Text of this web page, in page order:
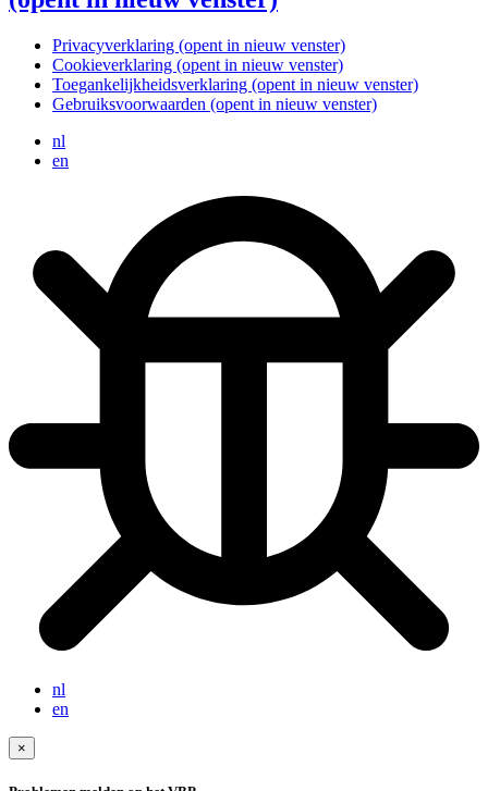
Privacyverklaring (opent in nieuw venster)
Cookieverklaring (opent in nieuw venster)
Toegankelijkheidsverklaring (opent in nieuw venster)
Gebruiksvoorwaarden (opent in nieuw venster)
nl
en
nl
en
×